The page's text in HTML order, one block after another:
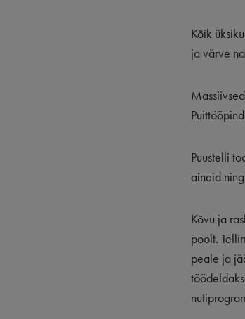
Kõik
ja värve
Puustelli
aineid
Kõvu ja
poolt.
peale ja